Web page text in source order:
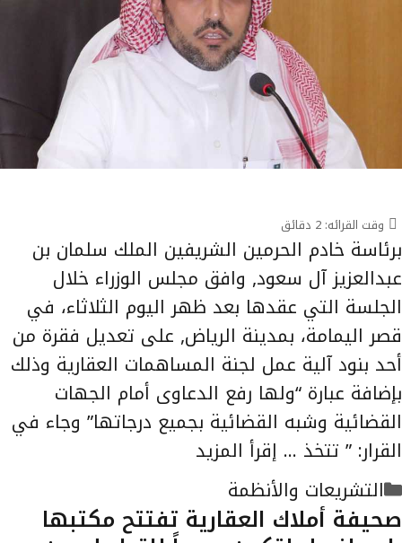
وقت القرائه: 2 دقائق
برئاسة خادم الحرمين الشريفين الملك سلمان بن
عبدالعزيز آل سعود, وافق مجلس الوزراء خلال
الجلسة التي عقدها بعد ظهر اليوم الثلاثاء، في
قصر اليمامة، بمدينة الرياض, على تعديل فقرة من
أحد بنود آلية عمل لجنة المساهمات العقارية وذلك
بإضافة عبارة “ولها رفع الدعاوى أمام الجهات
القضائية وشبه القضائية بجميع درجاتها” وجاء في
القرار: ” تتخذ … إقرأ المزيد
التصنيفات
التشريعات والأنظمة
صحيفة أملاك العقارية تفتتح مكتبها